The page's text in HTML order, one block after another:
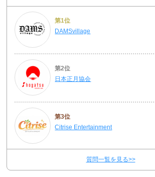
第1位
DAMSvillage
第2位
日本正月協会
第3位
Citrise Entertainment
質問一覧を見る>>